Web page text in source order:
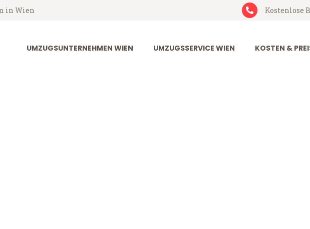
in Wien Kostenlose
UMZUGSUNTERNEHMEN WIEN UMZUGSSERVICE WIEN KOSTEN &